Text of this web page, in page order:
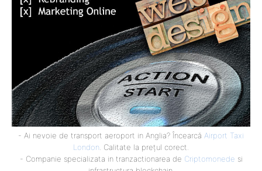
- Ai nevoie de transport aeroport in Anglia? Încearcă Airport Taxi
London. Calitate la prețul corect.
- Companie specializata in tranzactionarea de Criptomonede si